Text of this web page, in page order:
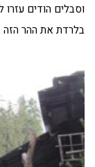
וסבלים הודים
בלרדת את ההר